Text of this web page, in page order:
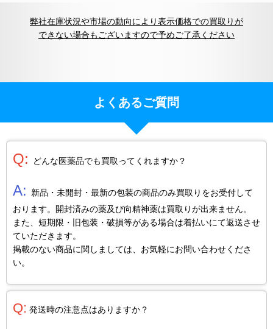
弊社在庫状況や市場の動向により表示価格での買取りが
できない場合もございますので予めご了承ください
よくあるご質問
Q: どんな医薬品でも買取ってくれますか？
A:
新品・未開封・最新の包装の商品のみ買取りをお受付して
おります。開封済みの薬及び向精神薬は買取りが出来ません。
また、短期限・旧包装・破損等がある場合は着払いにて返送させ
ていただきます。
掲載のない商品に関しましては、お気軽にお問い合わせくださ
い。
Q: 発送時の注意点はありますか？